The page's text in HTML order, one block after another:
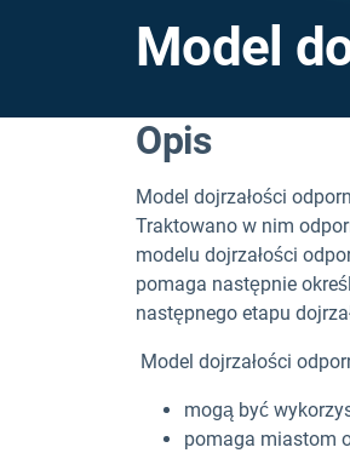
Model
Opis
Model dojrzałości
Traktowano w nim
modelu dojrzałości
pomaga następnie
następnego etapu
Model dojrzałości
mogą być
pomaga miastom